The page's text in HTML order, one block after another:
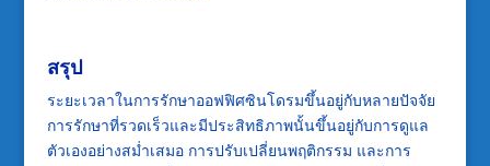
สรุป
ระยะเวลาในการรักษาออฟฟิศซินโดรมขึ้นอยู่กับหลายปัจจัย
การรักษาที่รวดเร็วและมีประสิทธิภาพนั้นขึ้นอยู่กับการดูแล
ตัวเองอย่างสม่ำเสมอ การปรับเปลี่ยนพฤติกรรม และการ